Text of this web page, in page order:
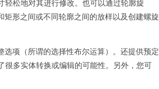
轻松地对其进行修改。也可以通过轮廓旋
形之间或不同轮廓之间的放样以及创建螺旋
项（所谓的选择性布尔运算）。还提供预定
很多实体转换或编辑的可能性。另外，您可